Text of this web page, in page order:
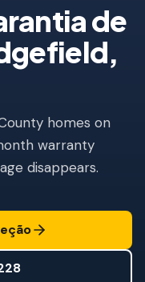
de
,
homes on
warranty
disappears.